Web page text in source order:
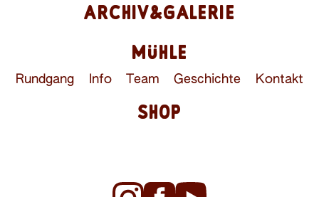
ARCHIV&GALERIE
MÜHLE
Rundgang Info Team Geschichte Kontakt
SHOP